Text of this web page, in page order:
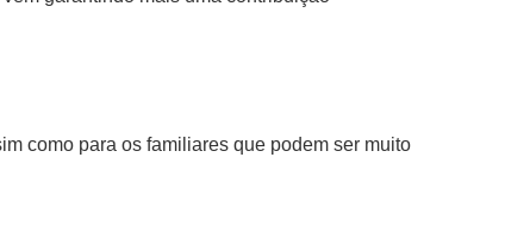
como para os familiares que podem ser muito